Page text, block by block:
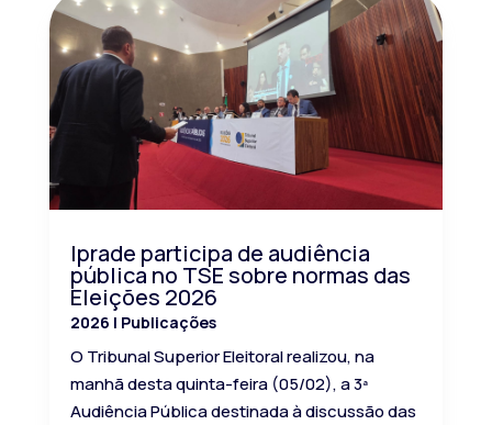
Iprade participa de audiência
pública no TSE sobre normas das
Eleições 2026
2026 | Publicações
O Tribunal Superior Eleitoral realizou, na
manhã desta quinta-feira (05/02), a 3ª
Audiência Pública destinada à discussão das